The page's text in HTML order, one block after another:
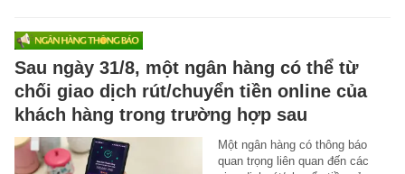
Sau ngày 31/8, một ngân hàng có thể từ
chối giao dịch rút/chuyển tiền online của
khách hàng trong trường hợp sau
Một ngân hàng có thông báo
quan trọng liên quan đến các